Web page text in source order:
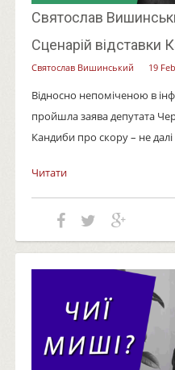
Святослав
Сценарій відставки
Святослав Вишинський 19
Відносно непоміченою в
пройшла заява депутата
Кандиби про скору – не далі
Читати